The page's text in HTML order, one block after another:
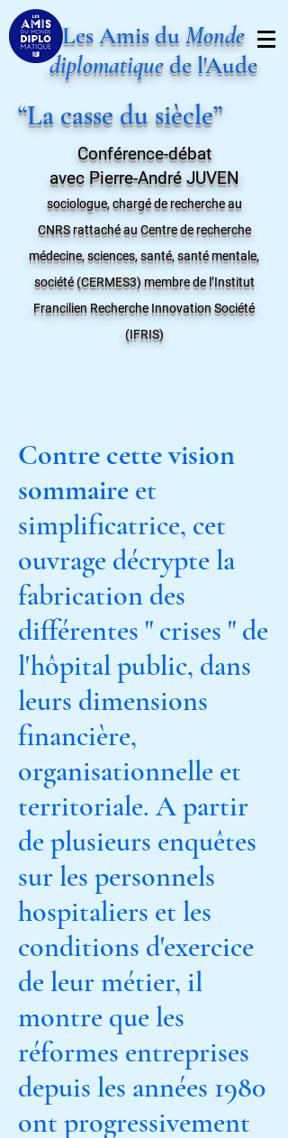
Les Amis duMonde
diplomatiquede l'Aude
“La casse du siècle”
Conférence-débat
avec Pierre-André JUVEN
sociologue, chargé de recherche au
CNRSrattaché au Centre de recherche
médecine, sciences, santé, santé mentale,
société (CERMES3) membre de l’Institut
Francilien Recherche Innovation Société
(IFRIS)
Contre cette vision
sommaire et
simplificatrice, cet
ouvrage décrypte la
fabrication des
différentes " crises " de
l'hôpital public, dans
leurs dimensions
financière,
organisationnelle et
territoriale. A partir
de plusieurs enquêtes
sur les personnels
hospitaliers et les
conditions d'exercice
de leur métier, il
montre que les
réformes entreprises
depuis les années 1980
ont progressivement